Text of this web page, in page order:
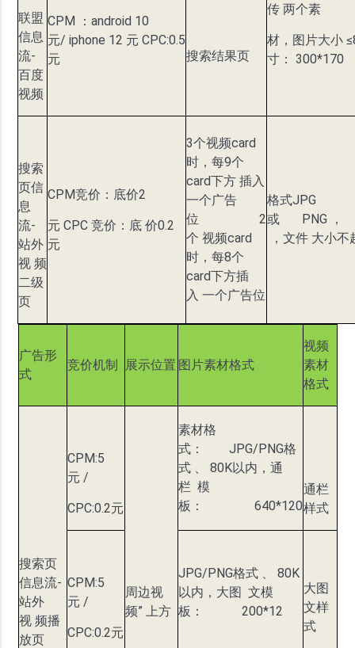
联盟
信息
流-
百度
视频
CPM ：android 10
元/ iphone 12 元 CPC:0.5
元
搜索结果页
传 两个素
材，图片大小
寸： 300*170
搜索
页信
息
流-
站外
视 频
二级
页
CPM竞价：底价2
元 CPC 竞价：底 价0.2
元
3个视频card
时，每9个
card下方 插入
一个广告
位 2
个 视频card
时，每8个
card下方插
入 一个广告位
格式JPG
或 PNG
，文件 大小不
广告形
式
竞价机制 展示位置 图片素材格式
视频
素材
格式
搜索页
信息流-
站外
视 频播
放页
CPM:5
元 /
CPC:0.2元
周边视
频” 上方
素材格
式： JPG/PNG格
式 、 80K以内，通
栏 模
板： 640*120
通栏
样式
CPM:5
元 /
CPC:0.2元
JPG/PNG格式 、 80K
以内，大图 文模
板： 200*12
大图
文样
式